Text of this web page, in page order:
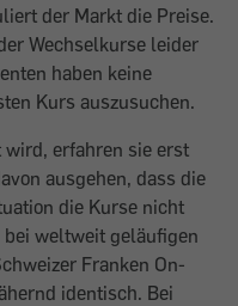
der Markt die Preise.
Wechselkurse leider
haben keine
Kurs auszusuchen.
erfahren sie erst
ausgehen, dass die
die Kurse nicht
weltweit geläufigen
Franken On-
identisch. Bei